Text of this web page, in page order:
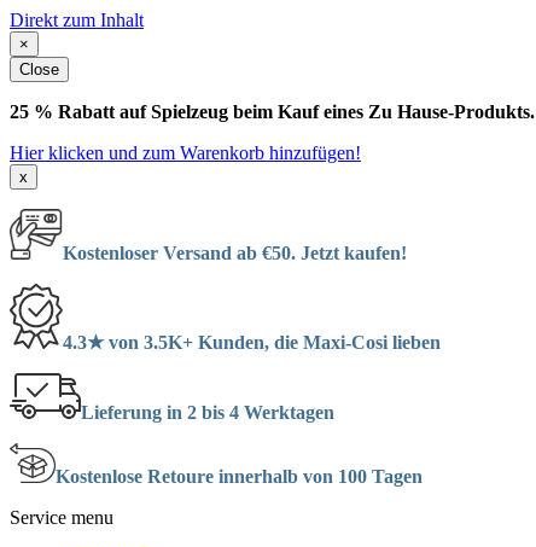
Direkt zum Inhalt
×
Close
25 % Rabatt auf Spielzeug beim Kauf eines Zu Hause-Produkts.
Hier klicken und zum Warenkorb hinzufügen!
x
Kostenloser Versand ab €50. Jetzt kaufen!
4.3★ von 3.5K+ Kunden, die Maxi-Cosi lieben
Lieferung in 2 bis 4 Werktagen
Kostenlose Retoure innerhalb von 100 Tagen
Service menu